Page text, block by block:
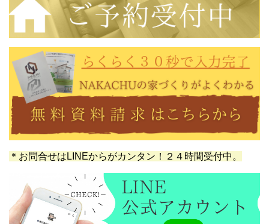
＊お問合せはLINEからがカンタン！２４時間受付中。